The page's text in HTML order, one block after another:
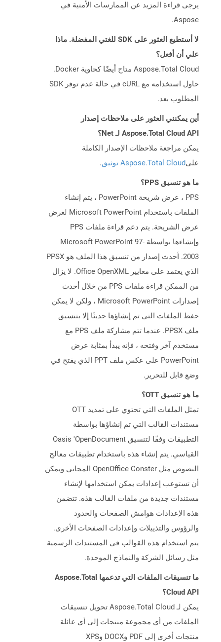
يرجى قراءة المزيد عن الممارسات الأمنية في
Aspose.
لا أستطيع العثور على SDK للغتي المفضلة. ماذا
علي أن أفعل؟
Aspose.Total Cloud متاح أيضًا كحاوية Docker.
حاول استخدامه مع cURL في حالة عدم توفر SDK
المطلوب بعد.
أين يمكنني العثور على ملاحظات إصدار
Aspose.Total Cloud API لـ Net؟
يمكن مراجعة ملاحظات الإصدار الكاملة
علىAspose.Total Cloud توثيق .
ما هو تنسيق PPS؟
PPS ، عرض شريحة PowerPoint ، يتم إنشاء
الملفات باستخدام Microsoft PowerPoint لغرض
عرض الشريحة. يتم دعم قراءة ملفات PPS
وإنشاءها بواسطة Microsoft PowerPoint 97-
2003. أحدث إصدار من تنسيق هذا الملف هو PPSX
الذي يعتمد على معايير Office OpenXML. لا يزال
من الممكن قراءة ملفات PPS من خلال أحدث
إصدارات Microsoft PowerPoint ، ولكن لا يمكن
حفظ الملفات التي تم إنشاؤها حديثًا إلا بتنسيق
ملف PPSX. عندما تتم مشاركة ملف PPS مع
مستخدم آخر وفتحه ، فإنه يبدأ بمثابة عرض
PowerPoint على عكس ملف PPT الذي يفتح في
وضع قابل للتحرير.
ما هو تنسيق OTT؟
تمثل الملفات التي تحتوي على تمديد OTT
مستندات القالب التي تم إنشاؤها بواسطة
التطبيقات وفقًا لتنسيق Oasis 'OpenDocument
القياسي. يتم إنشاء هذه باستخدام تطبيقات معالج
النصوص مثل OpenOffice Conster المجاني ويمكن
أن تستوعب إعدادات يمكن استخدامها لإنشاء
مستندات جديدة من ملفات القالب هذه. تتضمن
هذه الإعدادات هوامش الصفحات والحدود
والرؤوس والتذييلات وإعدادات الصفحات الأخرى.
يتم استخدام هذه القوالب في المستندات الرسمية
مثل رسائل الشركة والنماذج الموحدة.
ما تنسيقات الملفات التي تدعمها Aspose.Total
Cloud API؟
يمكن لـ Aspose.Total Cloud تحويل تنسيقات
الملفات من أي مجموعة منتجات إلى أي عائلة
منتجات أخرى إلى PDF وDOCX وXPS